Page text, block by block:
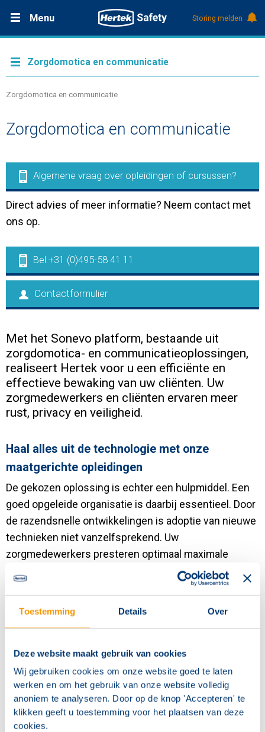
Toestemming Details Over
Deze website maakt gebruik van cookies
Wij gebruiken cookies om onze website goed te laten
werken en om het gebruik van onze website volledig
anoniem te analyseren. Door op de knop 'Accepteren' te
klikken geeft u toestemming voor het plaatsen van deze
cookies.
Menu
Producten
Service & Onderhoud
Kennis
Over Hertek
Contact
Storing melden
Zorgdomotica en communicatie
Zorgdomotica en communicatie
Zorgdomotica en communicatie
Algemene vraag over opleidingen of cursussen?
Direct advies of meer informatie? Neem contact met
ons op.
Bel +31 (0)495-58 41 11
Contactformulier
Met het Sonevo platform, bestaande uit
zorgdomotica- en communicatieoplossingen,
realiseert Hertek voor u een efficiënte en
effectieve bewaking van uw cliënten. Uw
zorgmedewerkers en cliënten ervaren meer
rust, privacy en veiligheid.
Haal alles uit de technologie met onze
maatgerichte opleidingen
De gekozen oplossing is echter een hulpmiddel. Een
goed opgeleide organisatie is daarbij essentieel. Door
de razendsnelle ontwikkelingen is adoptie van nieuwe
technieken niet vanzelfsprekend. Uw
zorgmedewerkers presteren optimaal maximale
wanneer hun kennis van Sonevo altijd up-to-date is.
Dit is met name van belang voor zorgmedewerkers die
eigen maken van toegepaste technieken noodzakelijk
Wij bieden een passend opleidingsprogramma,
afgestemd op het niveau en de
verantwoordelijkheden van uw personeel. De
opleidingen sluiten aan op praktijksituaties en na